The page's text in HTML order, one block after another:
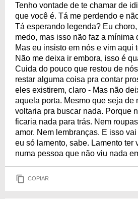
Tenho vontade de te chamar de
que você é. Tá me perdendo e
Tá esperando legenda? Eu
medo, mas isso não faz a mínima
Mas eu insisto em nós e vim aqui
Não me deixa ir embora, isso é
Cuida do pouco que restou de
restar alguma coisa pra contar
eles existirem, claro - Mas não
aquela porta. Mesmo que seja de
voltaria pra buscar nada. Porque
ficaria nada para trás. Nem
amor. Nem lembranças. E isso
eu só lamento, sabe. Lamento ter
numa pessoa que não viu nada
COPIAR